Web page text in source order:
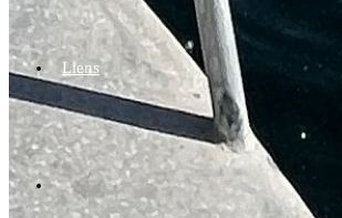
Liens
Toggle